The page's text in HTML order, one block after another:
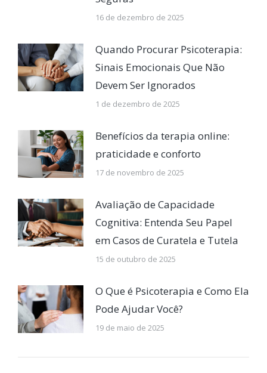
16 de dezembro de 2025
Quando Procurar Psicoterapia:
Sinais Emocionais Que Não
Devem Ser Ignorados
1 de dezembro de 2025
Benefícios da terapia online:
praticidade e conforto
17 de novembro de 2025
Avaliação de Capacidade
Cognitiva: Entenda Seu Papel
em Casos de Curatela e Tutela
15 de outubro de 2025
O Que é Psicoterapia e Como Ela
Pode Ajudar Você?
19 de maio de 2025